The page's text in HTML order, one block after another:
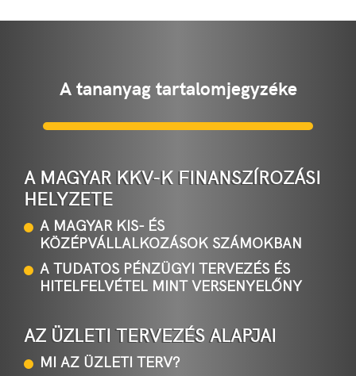
A tananyag tartalomjegyzéke
A MAGYAR KKV-K FINANSZÍROZÁSI
HELYZETE
A MAGYAR KIS- ÉS
KÖZÉPVÁLLALKOZÁSOK SZÁMOKBAN
A TUDATOS PÉNZÜGYI TERVEZÉS ÉS
HITELFELVÉTEL MINT VERSENYELŐNY
AZ ÜZLETI TERVEZÉS ALAPJAI
MI AZ ÜZLETI TERV?